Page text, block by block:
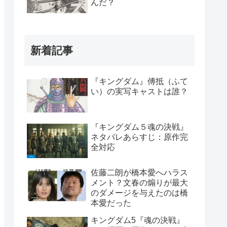
んだ？
新着記事
『キングダム』傅抵（ふて
い）の実写キャストは誰？
『キングダム５魂の決戦』
ネタバレあらすじ：原作完
全対応
佐藤二朗が橋本愛へハラス
メント？文春の煽りが最大
のダメージを与えたのは橋
本愛だった
キングダム5『魂の決戦』